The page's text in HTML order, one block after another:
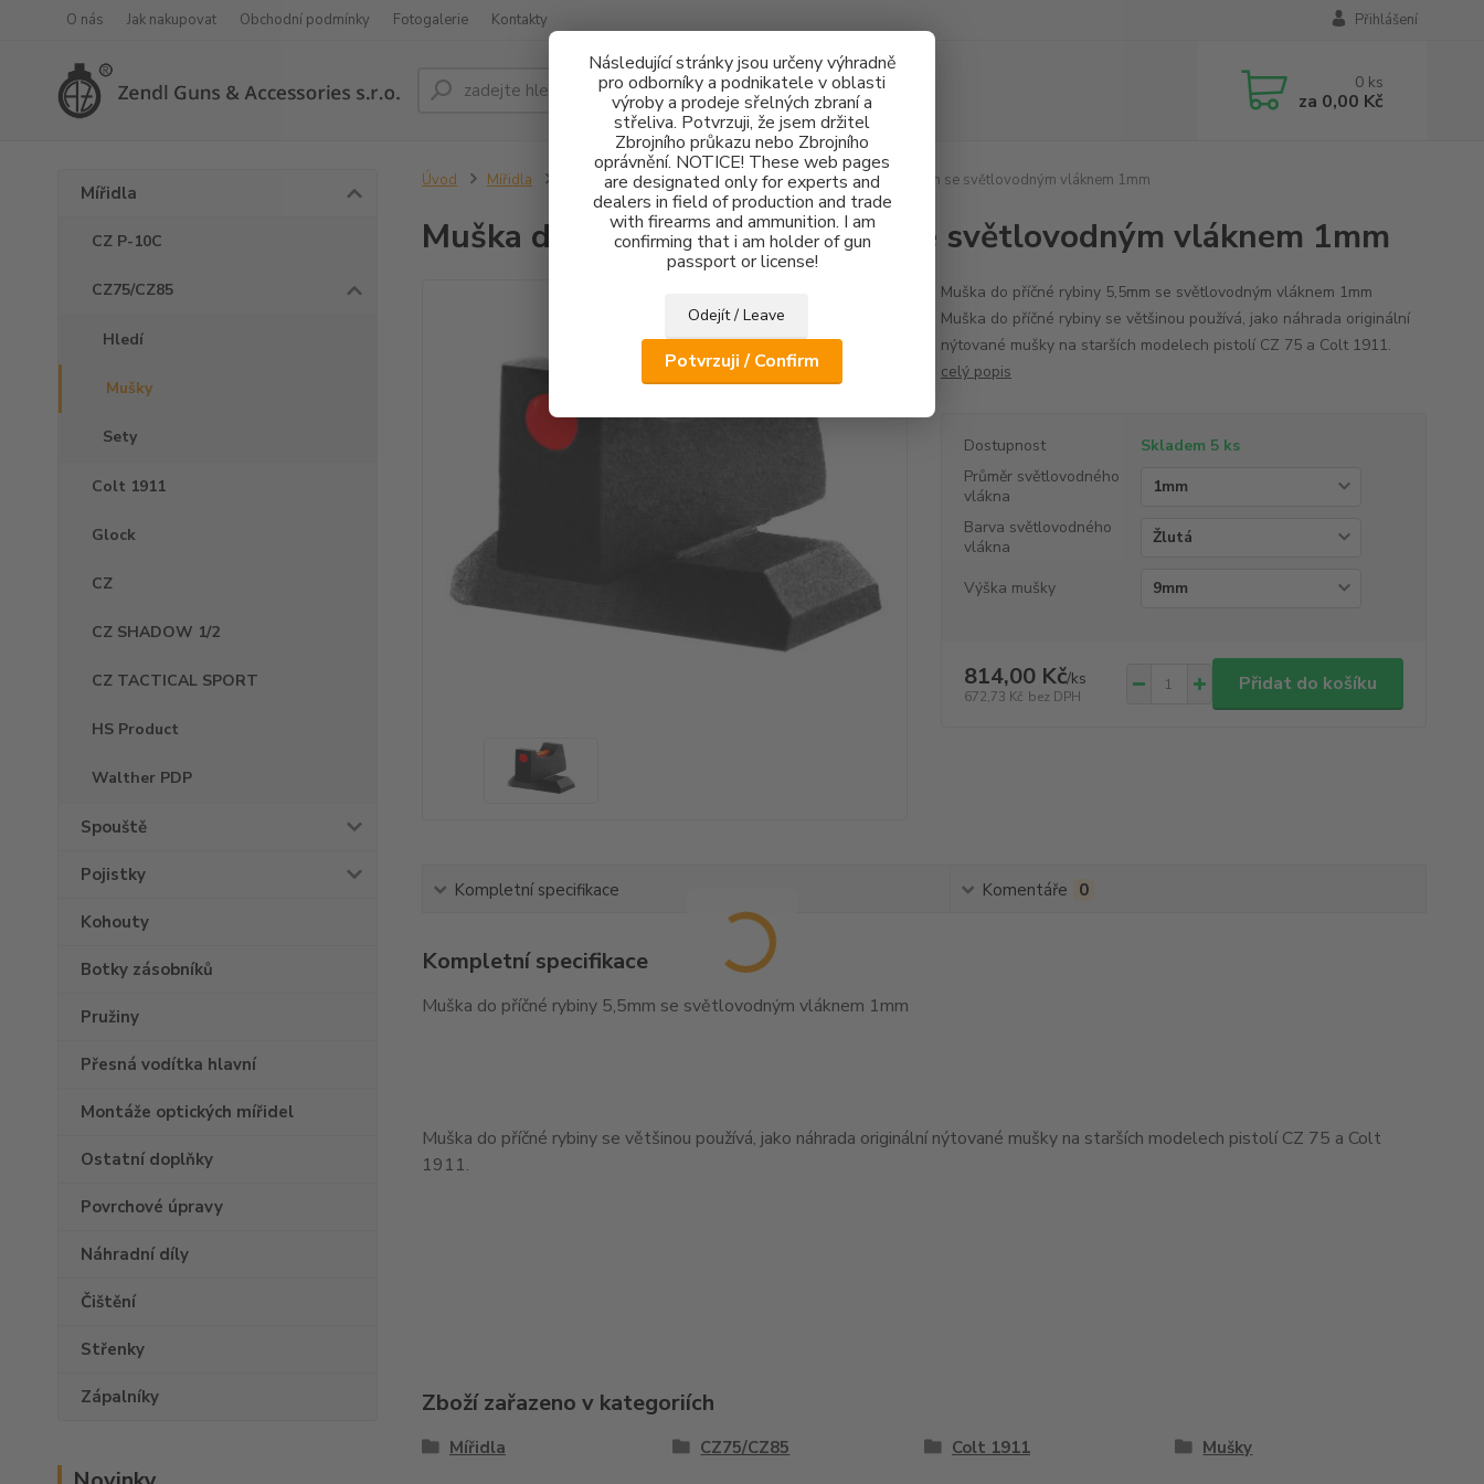
Následující stránky jsou určeny výhradně
pro odborníky a podnikatele v oblasti
výroby a prodeje sřelných zbraní a
střeliva. Potvrzuji, že jsem držitel
Zbrojního průkazu nebo Zbrojního
oprávnění. NOTICE! These web pages
are designated only for experts and
dealers in field of production and trade
with firearms and ammunition. I am
confirming that i am holder of gun
passport or license!
Odejít / Leave
Potvrzuji / Confirm
O nás Jak nakupovat Obchodní podmínky Fotogalerie Kontakty Přihlášení
Hledat 0 ks
za 0,00 Kč
Mířidla
CZ P-10C
CZ75/CZ85
Hledí
Mušky
Sety
Colt 1911
Glock
CZ
CZ SHADOW 1/2
CZ TACTICAL SPORT
HS Product
Walther PDP
Spouště
Pojistky
Kohouty
Botky zásobníků
Pružiny
Přesná vodítka hlavní
Montáže optických mířidel
Ostatní doplňky
Povrchové úpravy
Náhradní díly
Čištění
Střenky
Zápalníky
Úvod Mířidla CZ75/CZ85 Mušky Muška do příčné rybiny 5,5mm se světlovodným vláknem 1mm
Muška do příčné rybiny 5,5mm se světlovodným vláknem 1mm
Muška do příčné rybiny 5,5mm se světlovodným vláknem 1mm
Muška do příčné rybiny se většinou používá, jako náhrada originální
nýtované mušky na starších modelech pistolí CZ 75 a Colt 1911.
celý popis
Dostupnost
Skladem 5 ks
Průměr světlovodného
vlákna
Barva světlovodného
vlákna
Výška mušky
814,00 Kč/ks
672,73 Kč bez DPH
Přidat do košíku
Kompletní specifikace Komentáře 0
Kompletní specifikace
Muška do příčné rybiny 5,5mm se světlovodným vláknem 1mm
Muška do příčné rybiny se většinou používá, jako náhrada originální nýtované mušky na starších modelech pistolí CZ 75 a Colt
1911.
Zboží zařazeno v kategoriích
Mířidla CZ75/CZ85 Colt 1911 Mušky